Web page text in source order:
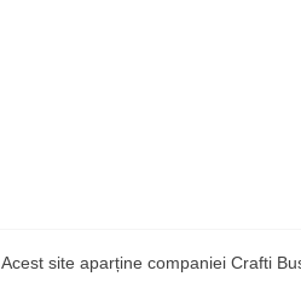
Acest site aparține companiei Crafti